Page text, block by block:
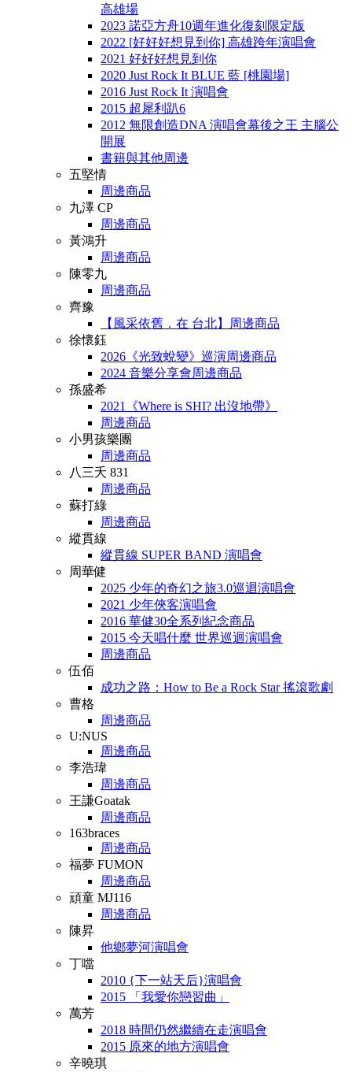
高雄場
2023 諾亞方舟10週年進化復刻限定版
2022 [好好好想見到你] 高雄跨年演唱會
2021 好好好想見到你
2020 Just Rock It BLUE 藍 [桃園場]
2016 Just Rock It 演唱會
2015 超犀利趴6
2012 無限創造DNA 演唱會幕後之王 主腦公
開展
書籍與其他周邊
五堅情
周邊商品
九澤 CP
周邊商品
黃鴻升
周邊商品
陳零九
周邊商品
齊豫
【風采依舊．在 台北】周邊商品
徐懷鈺
2026《光致蛻變》巡演周邊商品
2024 音樂分享會周邊商品
孫盛希
2021《Where is SHI? 出沒地帶》
周邊商品
小男孩樂團
周邊商品
八三夭 831
周邊商品
蘇打綠
周邊商品
縱貫線
縱貫線 SUPER BAND 演唱會
周華健
2025 少年的奇幻之旅3.0巡迴演唱會
2021 少年俠客演唱會
2016 華健30全系列紀念商品
2015 今天唱什麼 世界巡迴演唱會
周邊商品
伍佰
成功之路：How to Be a Rock Star 搖滾歌劇
曹格
周邊商品
U:NUS
周邊商品
李浩瑋
周邊商品
王謙Goatak
周邊商品
163braces
周邊商品
福夢 FUMON
周邊商品
頑童 MJ116
周邊商品
陳昇
他鄉夢河演唱會
丁噹
2010 {下一站天后}演唱會
2015 「我愛你戀習曲」
萬芳
2018 時間仍然繼續在走演唱會
2015 原來的地方演唱會
辛曉琪